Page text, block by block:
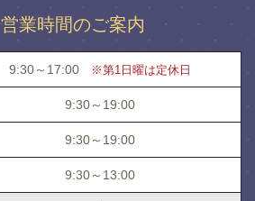
営業時間のご案内
9:30～17:00 ※第1日曜は定休日
9:30～19:00
9:30～19:00
9:30～13:00